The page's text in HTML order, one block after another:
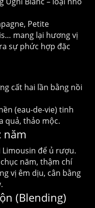
Petite
mang lại hương vị
sự phức hợp đặc
cất hai lần bằng nồi
(eau-de-vie) tinh
quả, thảo mộc.
năm
để ủ rượu.
năm, thậm chí
vị êm dịu, cân bằng
(Blending)